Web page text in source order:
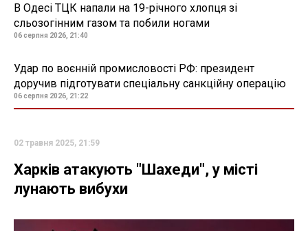
В Одесі ТЦК напали на 19-річного хлопця зі
сльозогінним газом та побили ногами
06 серпня 2026, 21:40
Удар по воєнній промисловості РФ: президент
доручив підготувати спеціальну санкційну операцію
06 серпня 2026, 21:22
02 травня 2025, 21:59
Харків атакують "Шахеди", у місті
лунають вибухи